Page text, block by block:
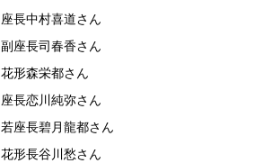
座長中村喜道さん
副座長司春香さん
花形森栄都さん
座長恋川純弥さん
若座長碧月龍都さん
花形長谷川愁さん